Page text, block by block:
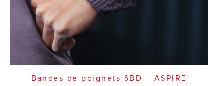
Bandes de poignets SBD – ASPIRE